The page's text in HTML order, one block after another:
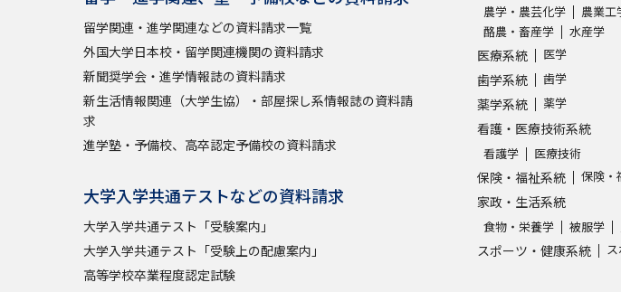
留学関連・進学関連などの資料請求一覧
外国大学日本校・留学関連機関の資料請求
新聞奨学会・進学情報誌の資料請求
新生活情報関連（大学生協）・部屋探し系情報誌の資料請
求
進学塾・予備校、高卒認定予備校の資料請求
大学入学共通テストなどの資料請求
大学入学共通テスト「受験案内」
大学入学共通テスト「受験上の配慮案内」
高等学校卒業程度認定試験
農学・農芸化学 農業工
酪農・畜産学
水産学
医療系統 医学
歯学系統 歯学
薬学系統 薬学
看護・医療技術系統
看護学 医療技術
保険・福祉系統 保険・
家政・生活系統
食物・栄養学 被服学
スポーツ・健康系統